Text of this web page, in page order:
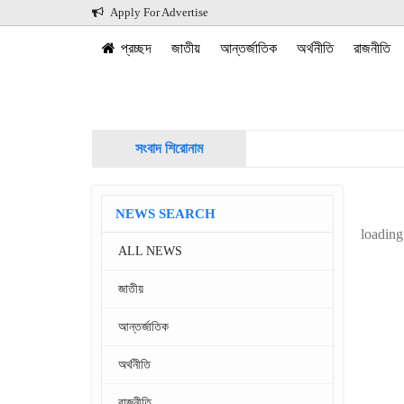
Apply For Advertise
প্রচ্ছদ জাতীয় আন্তর্জাতিক অর্থনীতি রাজনীতি
সংবাদ শিরোনাম
NEWS SEARCH
ALL NEWS
জাতীয়
আন্তর্জাতিক
অর্থনীতি